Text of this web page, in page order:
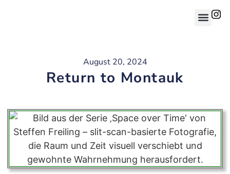
August 20, 2024
Return to Montauk